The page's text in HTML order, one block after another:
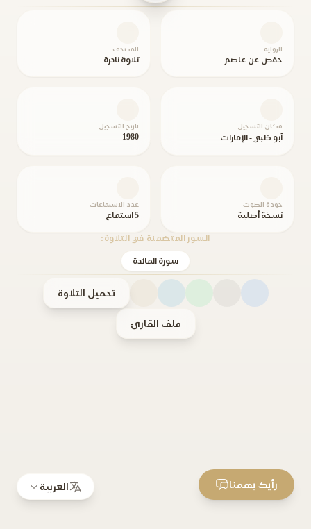
الرواية
حفص عن عاصم
المصحف
تلاوة نادرة
مكان التسجيل
أبو ظبي - الإمارات
تاريخ التسجيل
1980
جودة الصوت
نسخة أصلية
عدد الاستماعات
5 استماع
السور المتضمنة في التلاوة:
سورة المائدة
تحميل التلاوة
ملف القارئ
العربية رأيك يهمنا